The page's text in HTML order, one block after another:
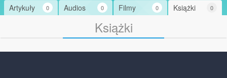
Książki 0
Filmy 0
Audios 0
Artykuły 0
Książki